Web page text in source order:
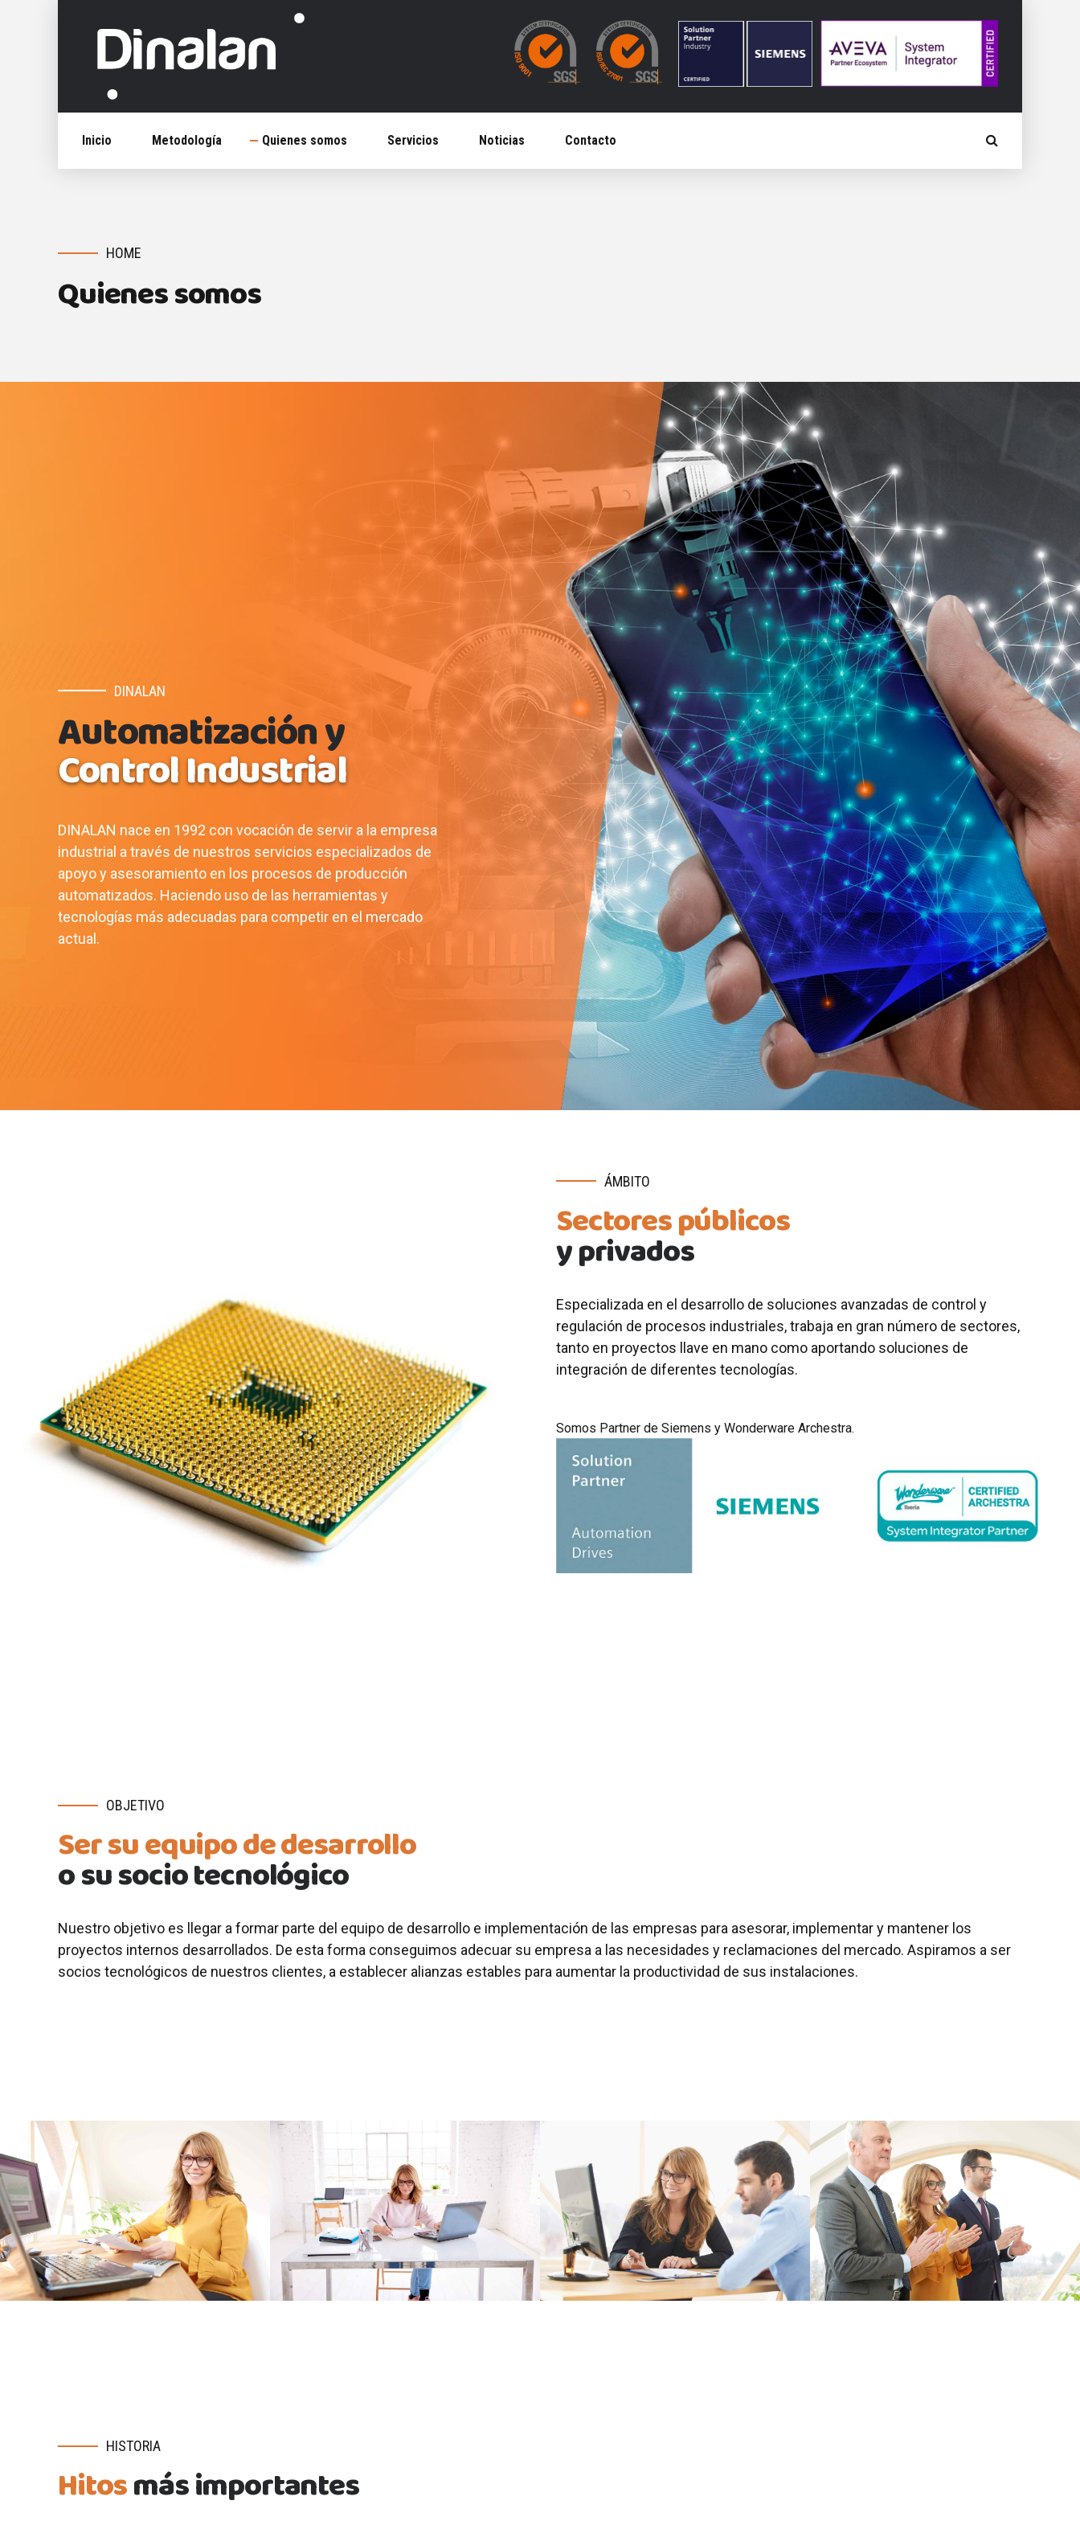
Inicio Metodología Quienes somos Servicios Noticias Contacto
HOME
Quienes somos
DINALAN
Automatización y
Control Industrial
DINALAN nace en 1992 con vocación de servir a la empresa
industrial a través de nuestros servicios especializados de
apoyo y asesoramiento en los procesos de producción
automatizados. Haciendo uso de las herramientas y
tecnologías más adecuadas para competir en el mercado
actual.
ÁMBITO
Sectores públicos
y privados
Especializada en el desarrollo de soluciones avanzadas de control y
regulación de procesos industriales, trabaja en gran número de sectores,
tanto en proyectos llave en mano como aportando soluciones de
integración de diferentes tecnologías.
Somos Partner de Siemens y Wonderware Archestra.
OBJETIVO
Ser su equipo de desarrollo
o su socio tecnológico
Nuestro objetivo es llegar a formar parte del equipo de desarrollo e implementación de las empresas para asesorar, implementar y mantener los
proyectos internos desarrollados. De esta forma conseguimos adecuar su empresa a las necesidades y reclamaciones del mercado. Aspiramos a ser
socios tecnológicos de nuestros clientes, a establecer alianzas estables para aumentar la productividad de sus instalaciones.
HISTORIA
Hitosmás importantes